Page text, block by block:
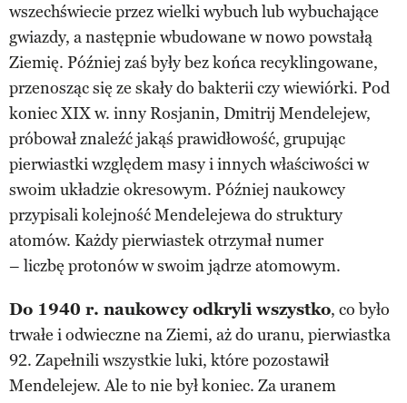
wszechświecie przez wielki wybuch lub wybuchające
gwiazdy, a następnie wbudowane w nowo powstałą
Ziemię. Później zaś były bez końca recyklingowane,
przenosząc się ze skały do bakterii czy wiewiórki. Pod
koniec XIX w. inny Rosjanin, Dmitrij Mendelejew,
próbował znaleźć jakąś prawidłowość, grupując
pierwiastki względem masy i innych właściwości w
swoim układzie okresowym. Później naukowcy
przypisali kolejność Mendelejewa do struktury
atomów. Każdy pierwiastek otrzymał numer
– liczbę protonów w swoim jądrze atomowym.
Do 1940 r. naukowcy odkryli wszystko, co było
trwałe i odwieczne na Ziemi, aż do uranu, pierwiastka
92. Zapełnili wszystkie luki, które pozostawił
Mendelejew. Ale to nie był koniec. Za uranem